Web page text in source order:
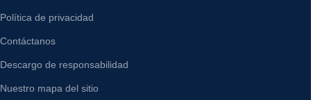
Política de privacidad
Contáctanos
Descargo de responsabilidad
Nuestro mapa del sitio